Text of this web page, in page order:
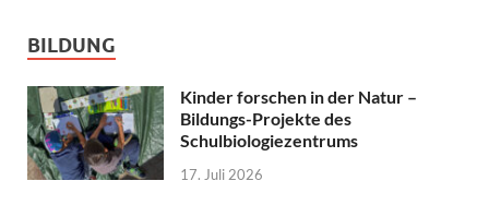
BILDUNG
Kinder forschen in der Natur –
Bildungs-Projekte des
Schulbiologiezentrums
17. Juli 2026